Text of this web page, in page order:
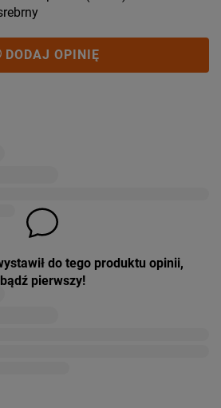
DODAJ OPINIĘ
do tego produktu opinii,
bądź pierwszy!